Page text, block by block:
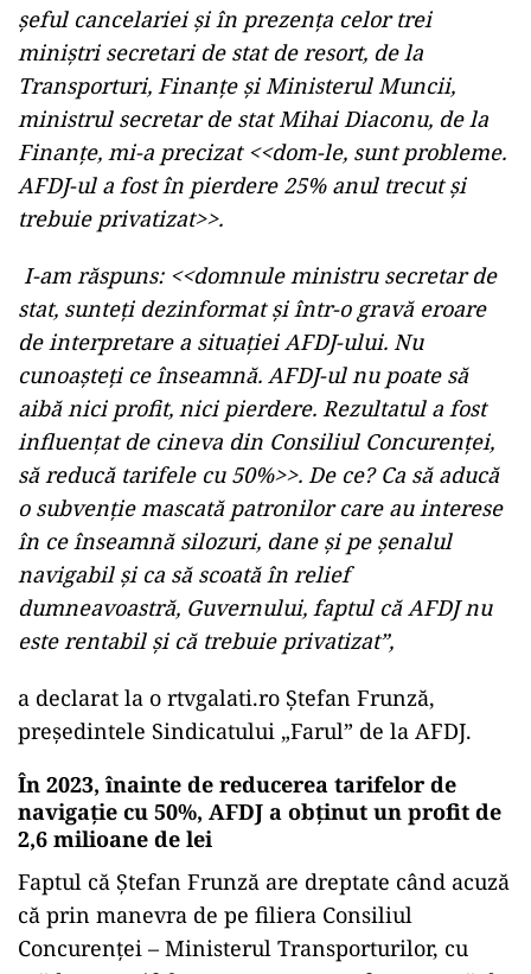
șeful cancelariei și în prezența celor trei
miniștri secretari de stat de resort, de la
Transporturi, Finanțe și Ministerul Muncii,
ministrul secretar de stat Mihai Diaconu, de la
Finanțe, mi-a precizat <<dom-le, sunt probleme.
AFDJ-ul a fost în pierdere 25% anul trecut și
trebuie privatizat>>.
I-am răspuns: <<domnule ministru secretar de
stat, sunteți dezinformat și într-o gravă eroare
de interpretare a situației AFDJ-ului. Nu
cunoașteți ce înseamnă. AFDJ-ul nu poate să
aibă nici profit, nici pierdere. Rezultatul a fost
influențat de cineva din Consiliul Concurenței,
să reducă tarifele cu 50%>>. De ce? Ca să aducă
o subvenție mascată patronilor care au interese
în ce înseamnă silozuri, dane și pe șenalul
navigabil și ca să scoată în relief
dumneavoastră, Guvernului, faptul că AFDJ nu
este rentabil și că trebuie privatizat”,
a declarat la o rtvgalati.ro Ștefan Frunză,
președintele Sindicatului „Farul” de la AFDJ.
În 2023, înainte de reducerea tarifelor de
navigație cu 50%, AFDJ a obținut un profit de
2,6 milioane de lei
Faptul că Ștefan Frunză are dreptate când acuză
că prin manevra de pe filiera Consiliul
Concurenței – Ministerul Transporturilor, cu